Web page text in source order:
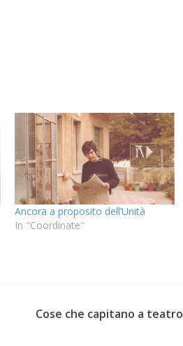
Ancora a proposito dell’Unità
In "Coordinate"
Cose che capitano a teatro